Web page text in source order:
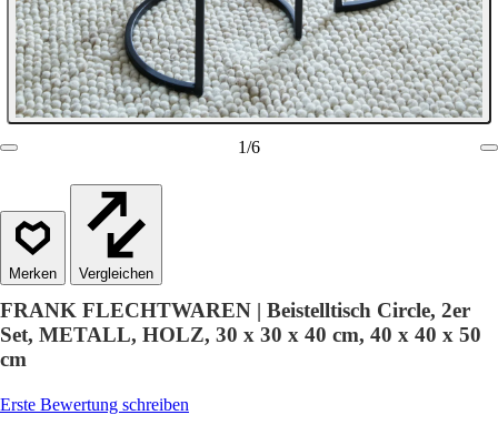
1/6
Vergleichen
FRANK FLECHTWAREN | Beistelltisch Circle, 2er
Set, METALL, HOLZ, 30 x 30 x 40 cm, 40 x 40 x 50
cm
Erste Bewertung schreiben